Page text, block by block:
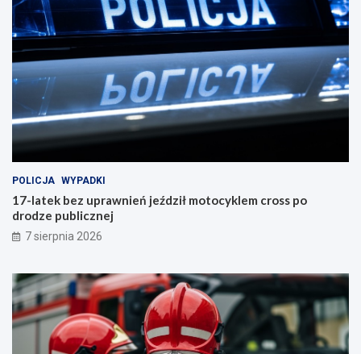
POLICJA WYPADKI
17-latek bez uprawnień jeździł motocyklem cross po
drodze publicznej
7 sierpnia 2026